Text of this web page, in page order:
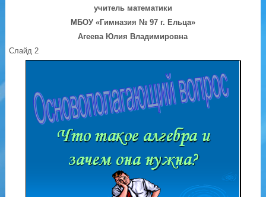
учитель математики
МБОУ «Гимназия № 97 г. Ельца»
Агеева Юлия Владимировна
Слайд 2